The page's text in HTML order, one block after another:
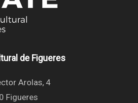
de Figueres
Arolas, 4
Figueres